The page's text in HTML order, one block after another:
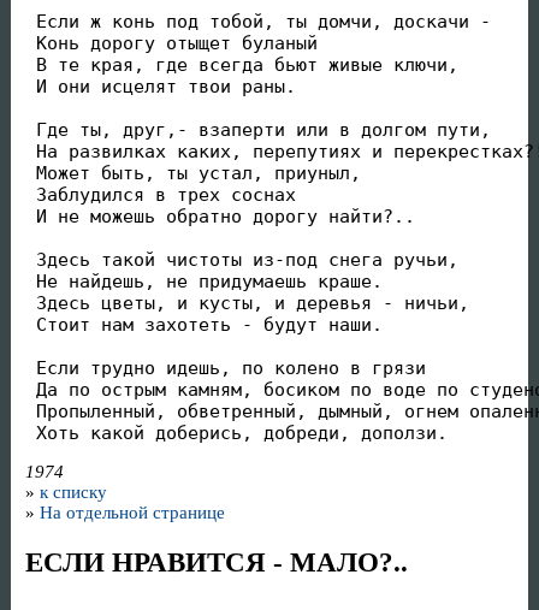
Если ж конь под тобой, ты домчи, доскачи -
Конь дорогу отыщет буланый
В те края, где всегда бьют живые ключи,
И они исцелят твои раны.
Где ты, друг,- взаперти или в долгом пути,
На развилках каких, перепутиях и
Может быть, ты устал, приуныл,
Заблудился в трех соснах
И не можешь обратно дорогу найти?..
Здесь такой чистоты из-под снега ручьи,
Не найдешь, не придумаешь краше.
Здесь цветы, и кусты, и деревья - ничьи,
Стоит нам захотеть - будут наши.
Если трудно идешь, по колено в грязи
Да по острым камням, босиком по воде по
Пропыленный, обветренный, дымный, огнем
Хоть какой доберись, добреди, доползи.
1974
» к списку
» На отдельной странице
ЕСЛИ НРАВИТСЯ - МАЛО?..